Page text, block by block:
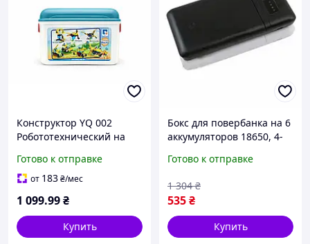
Конструктор YQ 002
Робототехнический на
детали, аккумулятор 3.7 V
в боксе
Готово к отправке
от 183₴/мес
1 099.99₴
Купить
Бокс для повербанка на 6
аккумуляторов 18650, 4-
Готово к отправке
535₴
1 304 ₴
Купить